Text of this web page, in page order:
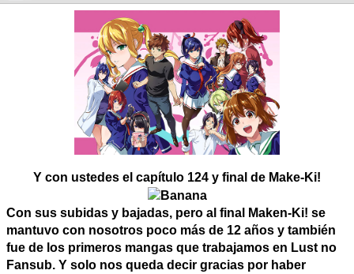
Y con ustedes el capítulo 124 y final de Make-Ki!
Con sus subidas y bajadas, pero al final Maken-Ki! se
mantuvo con nosotros poco más de 12 años y también
fue de los primeros mangas que trabajamos en Lust no
Fansub. Y solo nos queda decir gracias por haber